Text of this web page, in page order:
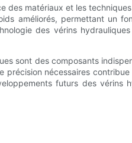
des matériaux et les
améliorés, permettant un
des vérins
sont des composants
nécessaires
futurs des